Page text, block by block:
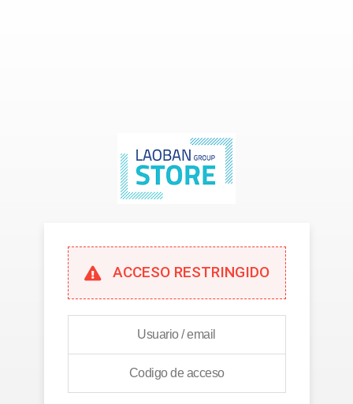
ACCESO RESTRINGIDO